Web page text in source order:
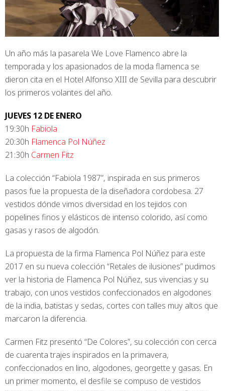
Un año más la pasarela We Love Flamenco abre la
temporada y los apasionados de la moda flamenca se
dieron cita en el Hotel Alfonso XIII de Sevilla para descubrir
los primeros volantes del año.
JUEVES 12 DE ENERO
19:30h Fabiola
20:30h Flamenca Pol Núñez
21:30h Carmen Fitz
La colección “Fabiola 1987”, inspirada en sus primeros
pasos fue la propuesta de la diseñadora cordobesa. 27
vestidos dónde vimos diversidad en los tejidos con
popelines finos y elásticos de intenso colorido, así como
gasas y rasos de algodón.
La propuesta de la firma Flamenca Pol Núñez para este
2017 en su nueva colección “Retales de ilusiones” pudimos
ver la historia de Flamenca Pol Núñez, sus vivencias y su
trabajo, con unos vestidos confeccionados en algodones
de la india, batistas y sedas, cortes con talles muy altos que
marcaron la diferencia.
Carmen Fitz presentó “De Colores”, su colección con cerca
de cuarenta trajes inspirados en la primavera,
confeccionados en lino, algodones, georgette y gasas. En
un primer momento, el desfile se compuso de vestidos